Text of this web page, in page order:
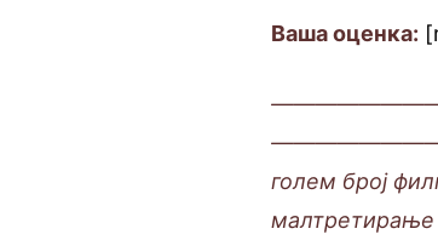
Ваша оценка:
голем број
малтретирање